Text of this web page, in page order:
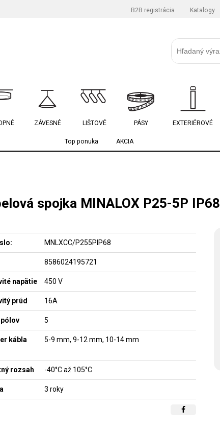
B2B registrácia Katalogy
ZÁVESNÉ LIŠTOVÉ PÁSY EXTERIÉROVÉ
Top ponuka AKCIA
spojka MINALOX P25-5P IP68
MNLXCC/P255PIP68
8586024195721
napätie 450 V
prúd 16A
pólov 5
kábla
5-9 mm, 9-12 mm, 10-14 mm
rozsah -40°C až 105°C
3 roky